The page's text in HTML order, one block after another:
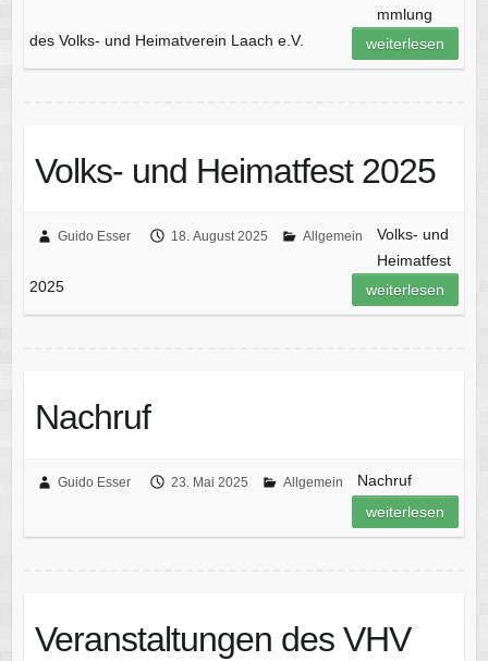
mmlung
des Volks- und Heimatverein Laach e.V.
weiterlesen
Volks- und Heimatfest 2025
Guido Esser 18. August 2025 Allgemein
Volks- und
Heimatfest
2025
weiterlesen
Nachruf
Guido Esser 23. Mai 2025 Allgemein
Nachruf
weiterlesen
Veranstaltungen des VHV